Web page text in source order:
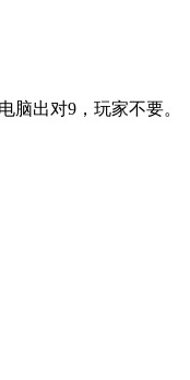
出对9，玩家不要。